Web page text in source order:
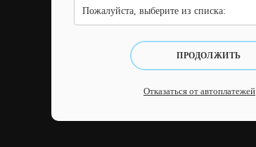
Пожалуйста, выберите из списка:
ПРОДОЛЖИТЬ
Отказаться от автоплатежей